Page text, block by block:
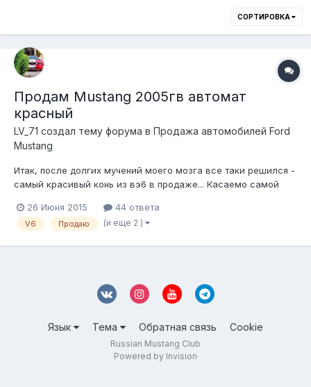
СОРТИРОВКА
Продам Mustang 2005гв автомат
красный
LV_71 создал тему форума в Продажа автомобилей Ford
Mustang
Итак, после долгих мучений моего мозга все таки решился -
самый красивый конь из вэ6 в продаже... Касаемо самой
незначительных косяков... сразу о них - небольшая
притертость на углу заднего бампера, на переднем крыле
26 Июня 2015 44 ответа
V6 Продаю (и еще 2 )
Язык Тема Обратная связь Cookie
Russian Mustang Club
Powered by Invision